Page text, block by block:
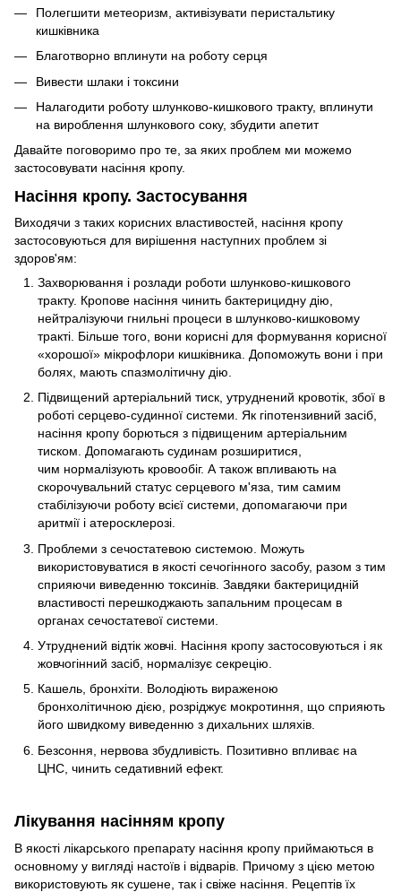
Полегшити метеоризм, активізувати перистальтику
кишківника
Благотворно вплинути на роботу серця
Вивести шлаки і токсини
Налагодити роботу шлунково-кишкового тракту, вплинути
на вироблення шлункового соку, збудити апетит
Давайте поговоримо про те, за яких проблем ми можемо
застосовувати насіння кропу.
Насіння кропу. Застосування
Виходячи з таких корисних властивостей, насіння кропу
застосовуються для вирішення наступних проблем зі
здоров'ям:
Захворювання і розлади роботи шлунково-кишкового
тракту. Кропове насіння чинить бактерицидну дію,
нейтралізуючи гнильні процеси в шлунково-кишковому
тракті. Більше того, вони корисні для формування корисної
«хорошої» мікрофлори кишківника. Допоможуть вони і при
болях, мають спазмолітичну дію.
Підвищений артеріальний тиск, утруднений кровотік, збої в
роботі серцево-судинної системи. Як гіпотензивний засіб,
насіння кропу борються з підвищеним артеріальним
тиском. Допомагають судинам розширитися,
чим нормалізують кровообіг. А також впливають на
скорочувальний статус серцевого м'яза, тим самим
стабілізуючи роботу всієї системи, допомагаючи при
аритмії і атеросклерозі.
Проблеми з сечостатевою системою. Можуть
використовуватися в якості сечогінного засобу, разом з тим
сприяючи виведенню токсинів. Завдяки бактерицидній
властивості перешкоджають запальним процесам в
органах сечостатевої системи.
Утруднений відтік жовчі. Насіння кропу застосовуються і як
жовчогінний засіб, нормалізує секрецію.
Кашель, бронхіти. Володіють вираженою
бронхолітичною дією, розріджує мокротиння, що сприяють
його швидкому виведенню з дихальних шляхів.
Безсоння, нервова збудливість. Позитивно впливає на
ЦНС, чинить седативний ефект.
Лікування насінням кропу
В якості лікарського препарату насіння кропу приймаються в
основному у вигляді настоїв і відварів. Причому з цією метою
використовують як сушене, так і свіже насіння. Рецептів їх